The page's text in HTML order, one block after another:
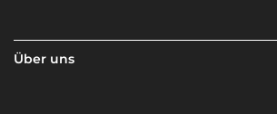
Über uns